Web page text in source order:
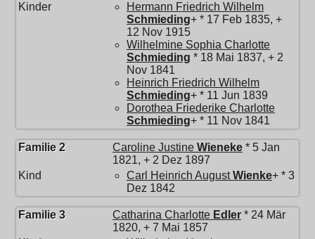
Kinder
Hermann Friedrich Wilhelm
Schmieding+ * 17 Feb 1835, +
12 Nov 1915
Wilhelmine Sophia Charlotte
Schmieding * 18 Mai 1837, + 2
Nov 1841
Heinrich Friedrich Wilhelm
Schmieding+ * 11 Jun 1839
Dorothea Friederike Charlotte
Schmieding+ * 11 Nov 1841
Familie 2 Caroline Justine Wieneke * 5 Jan
1821, + 2 Dez 1897
Kind
Carl Heinrich August Wienke+ * 3
Dez 1842
Familie 3 Catharina Charlotte Edler * 24 Mär
1820, + 7 Mai 1857